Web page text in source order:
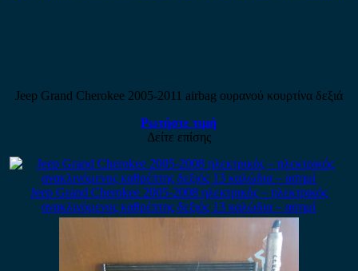
Jeep Grand Cherokee 2005-2011 airbag ουρανού κουρτίνα δεξιά
Ρωτήστε τιμή
Δείτε επίσης
Jeep Grand Cherokee 2005-2008 ηλεκτρικός – ηλεκτρικός
ανακλινόμενος καθρέπτης δεξιός 13 καλώδια – ασημί